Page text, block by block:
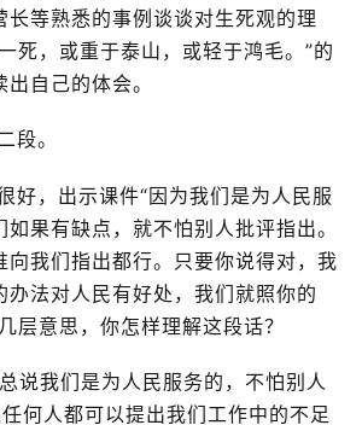
长等熟悉的事例谈谈对生死观的理
死，或重于泰山，或轻于鸿毛。”的
自己的体会。
。
，出示课件“因为我们是为人民服
果有缺点，就不怕别人批评指出。
向我们指出都行。只要你说得对，我
办法对人民有好处，我们就照你的
层意思，你怎样理解这段话？
说我们是为人民服务的，不怕别人
何人都可以提出我们工作中的不足